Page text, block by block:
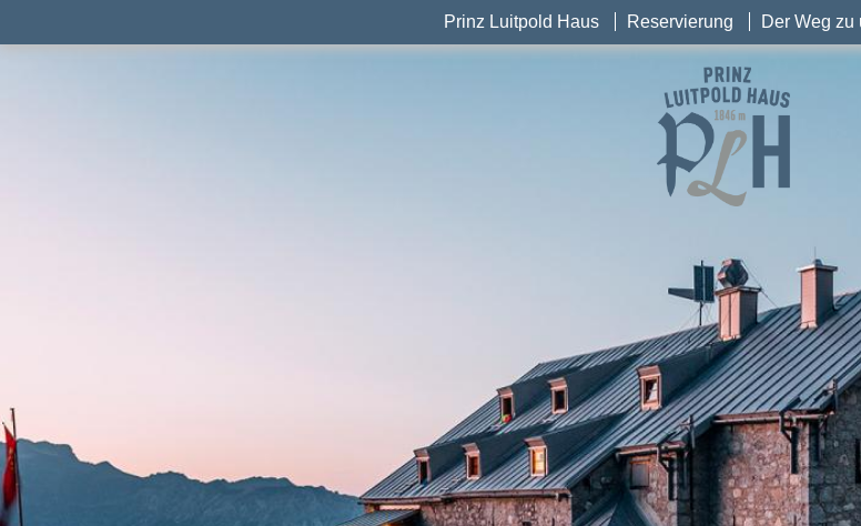
Prinz Luitpold Haus Reservierung Der Weg zu